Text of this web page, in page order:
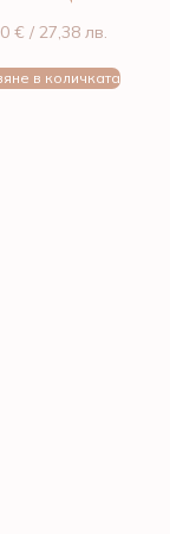
€ / 27,38 лв.
в количката